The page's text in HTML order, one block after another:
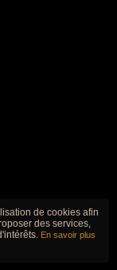
de cookies afin
des services,
En savoir plus